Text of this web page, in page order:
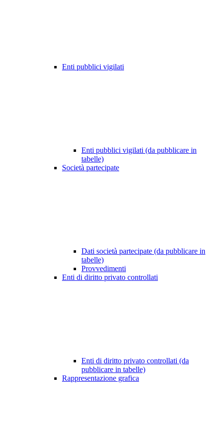
Enti pubblici vigilati
Enti pubblici vigilati (da pubblicare in
tabelle)
Società partecipate
Dati società partecipate (da pubblicare in
tabelle)
Provvedimenti
Enti di diritto privato controllati
Enti di diritto privato controllati (da
pubblicare in tabelle)
Rappresentazione grafica